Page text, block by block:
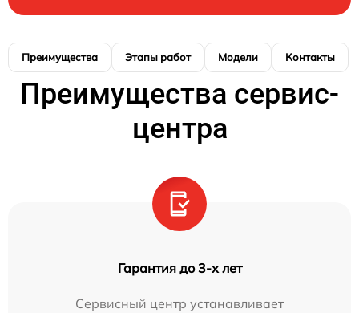
Преимущества Этапы работ Модели Контакты
Преимущества сервис-
центра
Гарантия до 3-х лет
Сервисный центр устанавливает